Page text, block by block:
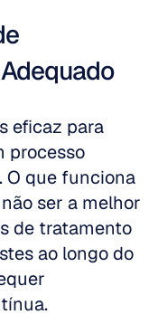
eficaz para
processo
O que funciona
ser a melhor
de tratamento
ao longo do